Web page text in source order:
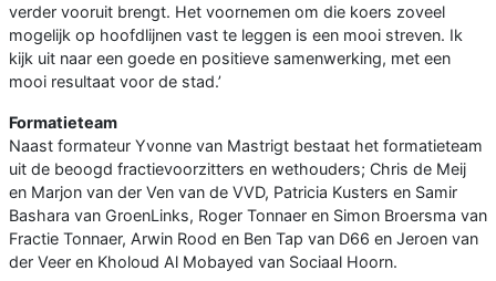
verder vooruit brengt. Het voornemen om die koers zoveel
mogelijk op hoofdlijnen vast te leggen is een mooi streven. Ik
kijk uit naar een goede en positieve samenwerking, met een
mooi resultaat voor de stad.’
Formatieteam
Naast formateur Yvonne van Mastrigt bestaat het formatieteam
uit de beoogd fractievoorzitters en wethouders; Chris de Meij
en Marjon van der Ven van de VVD, Patricia Kusters en Samir
Bashara van GroenLinks, Roger Tonnaer en Simon Broersma van
Fractie Tonnaer, Arwin Rood en Ben Tap van D66 en Jeroen van
der Veer en Kholoud Al Mobayed van Sociaal Hoorn.